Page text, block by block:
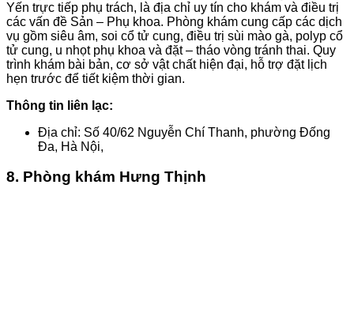
Yến trực tiếp phụ trách, là địa chỉ uy tín cho khám và điều trị
các vấn đề Sản – Phụ khoa. Phòng khám cung cấp các dịch
vụ gồm siêu âm, soi cổ tử cung, điều trị sùi mào gà, polyp cổ
tử cung, u nhọt phụ khoa và đặt – tháo vòng tránh thai. Quy
trình khám bài bản, cơ sở vật chất hiện đại, hỗ trợ đặt lịch
hẹn trước để tiết kiệm thời gian.
Thông tin liên lạc:
Địa chỉ: Số 40/62 Nguyễn Chí Thanh, phường Đống
Đa, Hà Nội,
8. Phòng khám Hưng Thịnh